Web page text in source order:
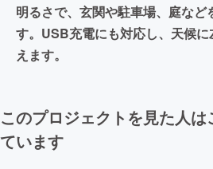
明るさで、玄関や駐車場、庭など
す。USB充電にも対応し、天候
えます。
このプロジェクトを見た人
ています